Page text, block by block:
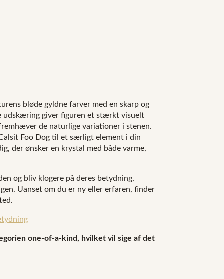
bløde gyldne farver med en skarp og
udskæring giver figuren et stærkt visuelt
de naturlige variationer i stenen.
Foo Dog til et særligt element i din
der ønsker en krystal med både varme,
og bliv klogere på deres betydning,
Uanset om du er ny eller erfaren, finder
one-of-a-kind, hvilket vil sige af det